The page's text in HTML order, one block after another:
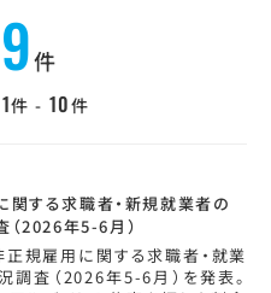
件
1件 - 10件
関する求職者・新規就業者の
2026年5-6月）
正規雇用に関する求職者・就業
調査（2026年5-6月）を発表。